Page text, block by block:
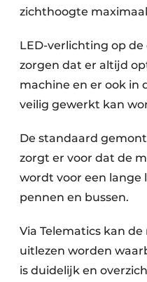
zichthoogte
LED-verlichting op
zorgen dat er altijd
machine en er ook in
veilig gewerkt kan
De standaard
zorgt er voor dat de
wordt voor een lange
pennen en bussen.
Via Telematics kan
uitlezen worden
is duidelijk en